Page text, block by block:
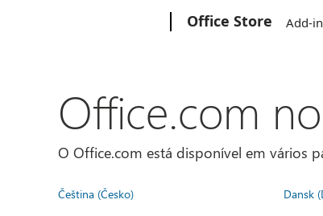
Office Store Add-
Office.com
O Office.com está disponível em vários
Čeština (Česko) Dansk